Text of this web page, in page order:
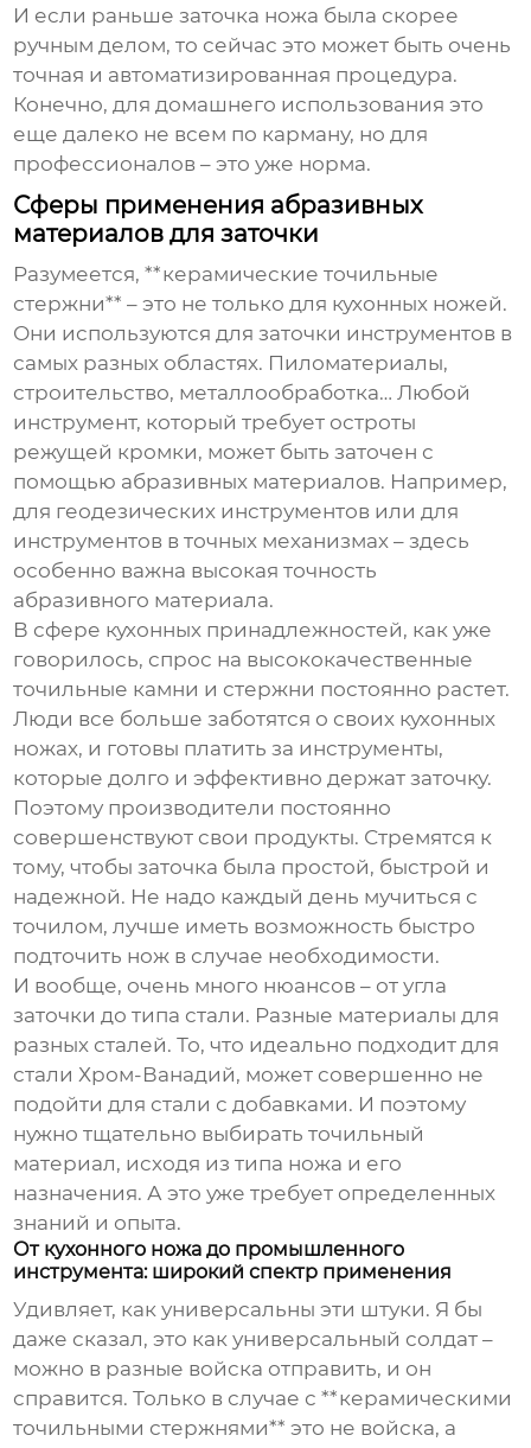
И если раньше заточка ножа была скорее
ручным делом, то сейчас это может быть очень
точная и автоматизированная процедура.
Конечно, для домашнего использования это
еще далеко не всем по карману, но для
профессионалов – это уже норма.
Сферы применения абразивных
материалов для заточки
Разумеется, **керамические точильные
стержни** – это не только для кухонных ножей.
Они используются для заточки инструментов в
самых разных областях. Пиломатериалы,
строительство, металлообработка… Любой
инструмент, который требует остроты
режущей кромки, может быть заточен с
помощью абразивных материалов. Например,
для геодезических инструментов или для
инструментов в точных механизмах – здесь
особенно важна высокая точность
абразивного материала.
В сфере кухонных принадлежностей, как уже
говорилось, спрос на высококачественные
точильные камни и стержни постоянно растет.
Люди все больше заботятся о своих кухонных
ножах, и готовы платить за инструменты,
которые долго и эффективно держат заточку.
Поэтому производители постоянно
совершенствуют свои продукты. Стремятся к
тому, чтобы заточка была простой, быстрой и
надежной. Не надо каждый день мучиться с
точилом, лучше иметь возможность быстро
подточить нож в случае необходимости.
И вообще, очень много нюансов – от угла
заточки до типа стали. Разные материалы для
разных сталей. То, что идеально подходит для
стали Хром-Ванадий, может совершенно не
подойти для стали с добавками. И поэтому
нужно тщательно выбирать точильный
материал, исходя из типа ножа и его
назначения. А это уже требует определенных
знаний и опыта.
От кухонного ножа до промышленного
инструмента: широкий спектр применения
Удивляет, как универсальны эти штуки. Я бы
даже сказал, это как универсальный солдат –
можно в разные войска отправить, и он
справится. Только в случае с **керамическими
точильными стержнями** это не войска, а